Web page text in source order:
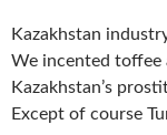
Kazakhstan
We incented toffee
Kazakhstan’s
Except of course